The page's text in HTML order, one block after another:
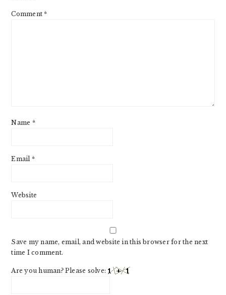
Comment*
Name *
Email *
Website
Save my name, email, and website in this browser for the next
time I comment.
Are you human? Please solve: